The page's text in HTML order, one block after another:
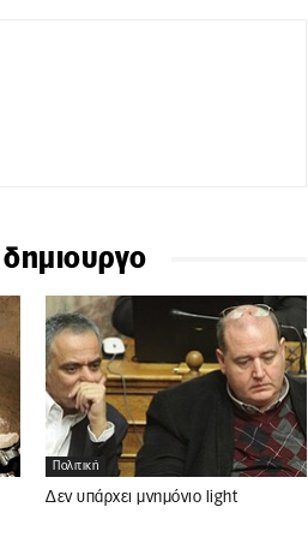
Πολιτική
Δεν υπάρχει μνημόνιο light